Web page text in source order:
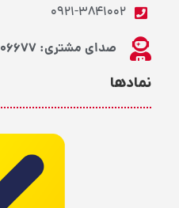
0921-3841002
صدای مشتری: 09021006677
نمادها